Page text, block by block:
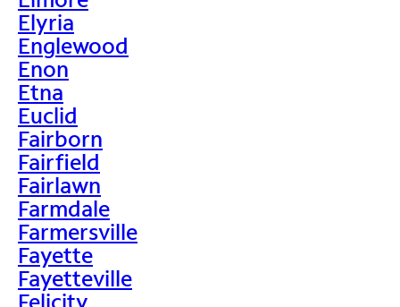
Elyria
Englewood
Enon
Etna
Euclid
Fairborn
Fairfield
Fairlawn
Farmdale
Farmersville
Fayette
Fayetteville
Felicity